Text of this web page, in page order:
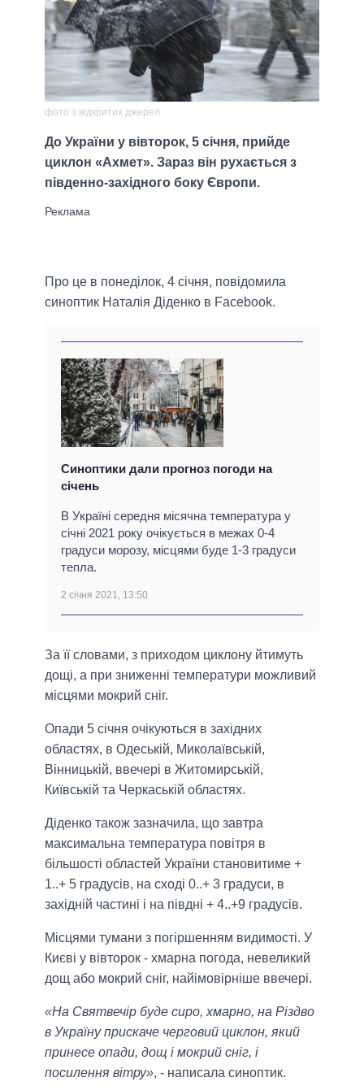
фото з відкритих джерел
До України у вівторок, 5 січня, прийде
циклон «Ахмет». Зараз він рухається з
південно-західного боку Європи.
Про це в понеділок, 4 січня, повідомила
синоптик Наталія Діденко в Facebook.
Синоптики дали прогноз погоди на
січень
В Україні середня місячна температура у
січні 2021 року очікується в межах 0-4
градуси морозу, місцями буде 1-3 градуси
тепла.
2 січня 2021, 13:50
За її словами, з приходом циклону йтимуть
дощі, а при зниженні температури можливий
місцями мокрий сніг.
Опади 5 січня очікуються в західних
областях, в Одеській, Миколаївській,
Вінницькій, ввечері в Житомирській,
Київській та Черкаській областях.
Діденко також зазначила, що завтра
максимальна температура повітря в
більшості областей України становитиме +
1..+ 5 градусів, на сході 0..+ 3 градуси, в
західній частині і на півдні + 4..+9 градусів.
Місцями тумани з погіршенням видимості. У
Києві у вівторок - хмарна погода, невеликий
дощ або мокрий сніг, найімовірніше ввечері.
«На Святвечір буде сиро, хмарно, на Різдво
в Україну прискаче черговий циклон, який
принесе опади, дощ і мокрий сніг, і
посилення вітру», - написала синоптик.